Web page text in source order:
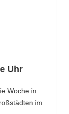
Uhr
Woche in
im